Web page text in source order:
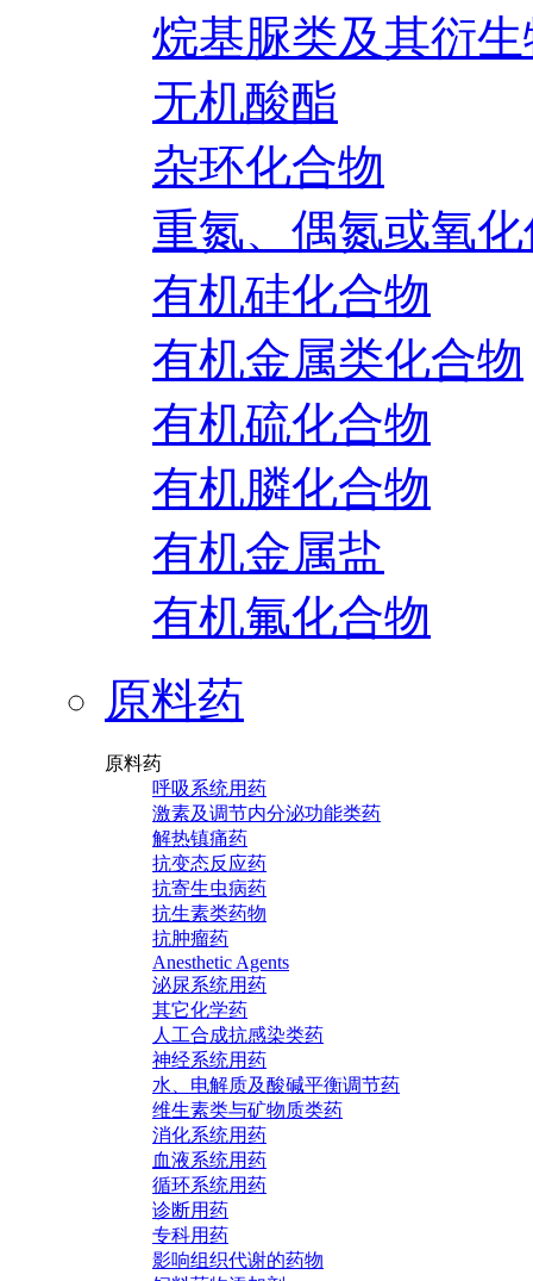
烷基脲类及其衍
无机酸酯
杂环化合物
重氮、偶氮或氧
有机硅化合物
有机金属类化合物
有机硫化合物
有机膦化合物
有机金属盐
有机氟化合物
原料药
原料药
呼吸系统用药
激素及调节内分泌功能类药
解热镇痛药
抗变态反应药
抗寄生虫病药
抗生素类药物
抗肿瘤药
Anesthetic Agents
泌尿系统用药
其它化学药
人工合成抗感染类药
神经系统用药
水、电解质及酸碱平衡调节药
维生素类与矿物质类药
消化系统用药
血液系统用药
循环系统用药
诊断用药
专科用药
影响组织代谢的药物